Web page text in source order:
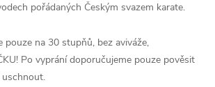
pořádaných Českým svazem karate.
pouze na 30 stupňů, bez aviváže,
Po vyprání doporučujeme pouze pověsit
uschnout.